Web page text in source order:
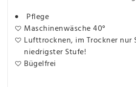
Pflege
Maschinenwäsche 40°
Lufttrocknen, im Trockner nur
niedrigster Stufe!
Bügelfrei